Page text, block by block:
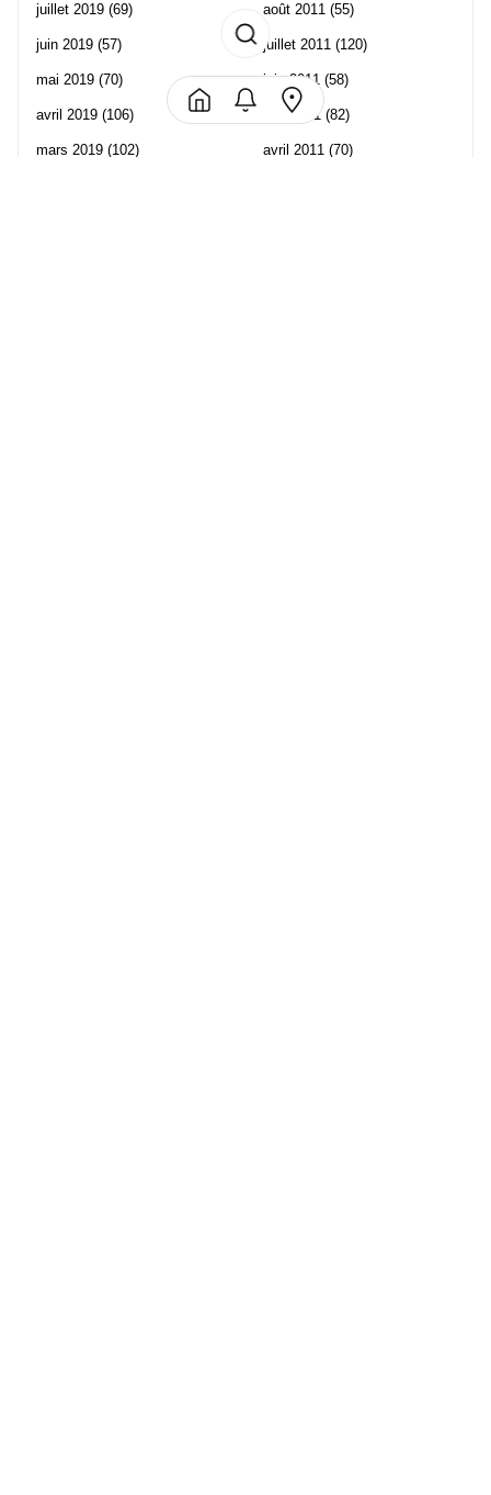
juillet 2019 (69)
juin 2019 (57)
mai 2019 (70)
avril 2019 (106)
mars 2019 (102)
août 2011 (55)
juillet 2011 (120)
juin 2011 (58)
mai 2011 (82)
avril 2011 (70)